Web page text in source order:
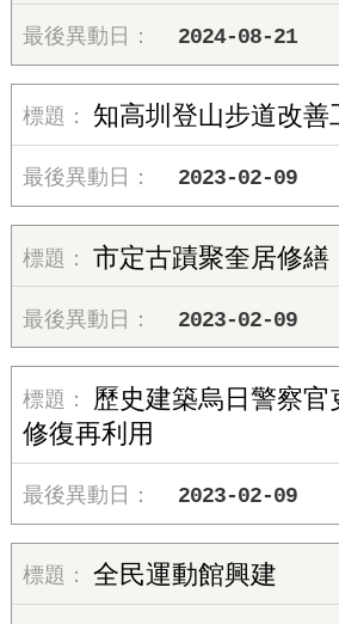
2024-08-21
知高圳登山步道改善
2023-02-09
市定古蹟聚奎居修繕
2023-02-09
歷史建築烏日警察官
修復再利用
2023-02-09
全民運動館興建